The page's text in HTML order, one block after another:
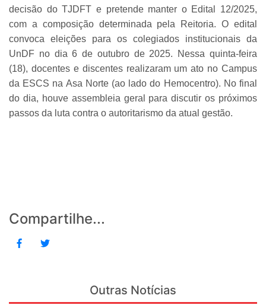
decisão do TJDFT e pretende manter o Edital 12/2025,
com a composição determinada pela Reitoria. O edital
convoca eleições para os colegiados institucionais da
UnDF no dia 6 de outubro de 2025. Nessa quinta-feira
(18), docentes e discentes realizaram um ato no Campus
da ESCS na Asa Norte (ao lado do Hemocentro). No final
do dia, houve assembleia geral para discutir os próximos
passos da luta contra o autoritarismo da atual gestão.
Compartilhe...
Outras Notícias